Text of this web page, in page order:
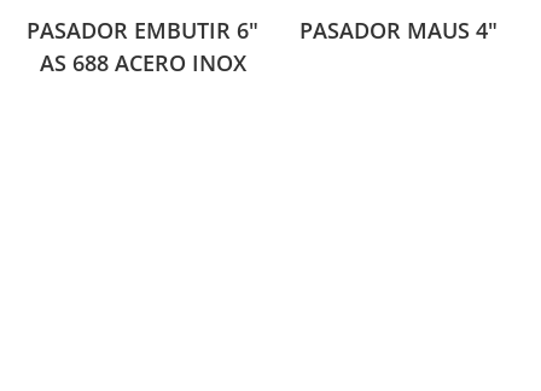
PASADOR EMBUTIR 6″
AS 688 ACERO INOX
PASADOR MAUS 4″